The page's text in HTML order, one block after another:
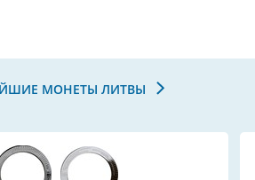
МОНЕТЫ ЛИТВЫ